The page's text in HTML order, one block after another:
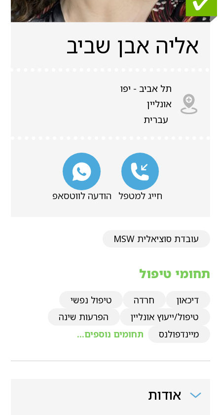
אליה אבן שביב
תל אביב - יפו
אונליין
עברית
חייג למטפל הודעה לווטסאפ
עובדת סוציאלית MSW
תחומי טיפול
דיכאון חרדה
טיפול נפשי
טיפול/ייעוץ אונליין
הפרעות שינה
מיינדפולנס
תחומים נוספים...
אודות